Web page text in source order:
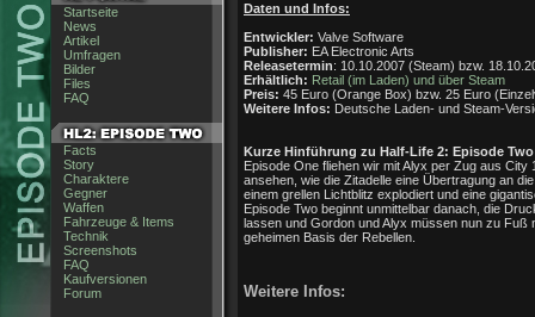
Startseite
News
Artikel
Umfragen
Bilder
Files
FAQ
Facts
Story
Charaktere
Gegner
Waffen
Fahrzeuge & Items
Technik
Screenshots
FAQ
Kaufversionen
Forum
Daten und Infos:
Entwickler: Valve Software
Publisher: EA Electronic Arts
Releasetermin: 10.10.2007 (Steam) bzw.
Erhältlich: Retail (im Laden) und über Steam
Preis: 45 Euro (Orange Box) bzw. 25 Euro
Weitere Infos: Deutsche Laden- und Steam-
Kurze Hinführung zu Half-Life 2: Episode
Episode One fliehen wir mit Alyx per Zug aus City
ansehen, wie die Zitadelle eine Übertragung an
einem grellen Lichtblitz explodiert und eine
Episode Two beginnt unmittelbar danach, die
lassen und Gordon und Alyx müssen nun zu Fuß
geheimen Basis der Rebellen.
Weitere Infos: